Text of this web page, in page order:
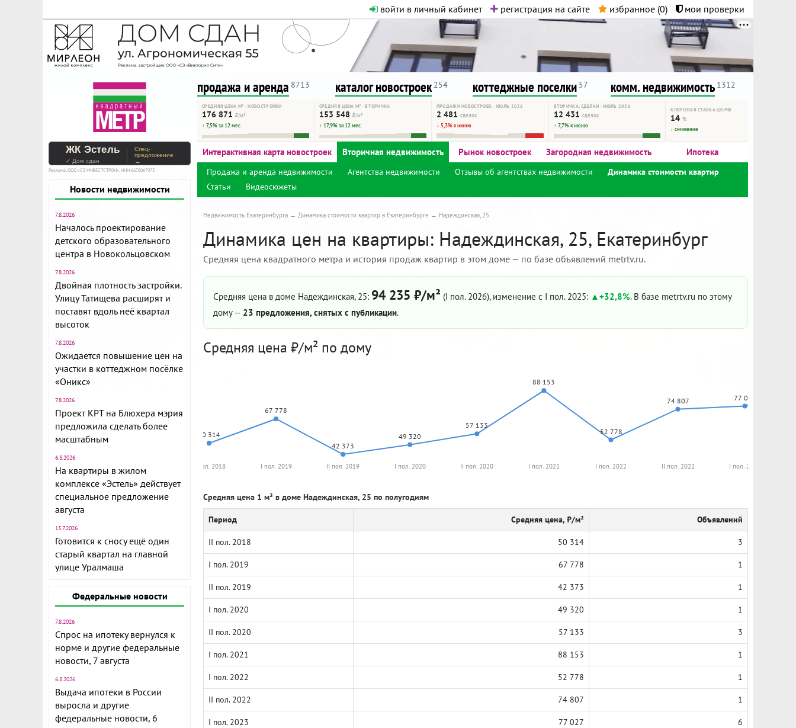
войти в личный кабинет регистрация на сайте избранное (0) мои проверки
На Метре реклама - только нормальная. Никакого шок-контента.
Помогайте независимому ресурсу, как он помогает вам. Удачи!
продажа и аренда 8713 каталог новостроек 254 коттеджные поселки 57 комм. недвижимость 1312
СРЕДНЯЯ ЦЕНА М² · НОВОСТРОЙКИ
176 871 ₽/м²
↑ 7,5% за 12 мес.
СРЕДНЯЯ ЦЕНА М² · ВТОРИЧКА
153 548 ₽/м²
↑ 17,9% за 12 мес.
ПРОДАЖИ НОВОСТРОЕК · ИЮЛЬ 2026
2 481 сделок
↓ 5,3% к июню
ВТОРИЧКА, СДЕЛКИ · ИЮЛЬ 2026
12 431 сделок
↑ 7,7% к июню
КЛЮЧЕВАЯ СТАВКА ЦБ РФ
14%
↓ снижение
ЖК Эстель
✓ Дом сдан
Спец-
предложение
→
Реклама. ООО «СЗ ИНВЕСТСТРОЙ», ИНН 6678067973
Новости недвижимости
7.8.2026
Началось проектирование
детского образовательного
центра в Новокольцовском
7.8.2026
Двойная плотность застройки.
Улицу Татищева расширят и
поставят вдоль неё квартал
высоток
7.8.2026
Ожидается повышение цен на
участки в коттеджном посёлке
«Оникс»
7.8.2026
Проект КРТ на Блюхера мэрия
предложила сделать более
масштабным
6.8.2026
На квартиры в жилом
комплексе «Эстель» действует
специальное предложение
августа
13.7.2026
Готовится к сносу ещё один
старый квартал на главной
улице Уралмаша
Федеральные новости
7.8.2026
Спрос на ипотеку вернулся к
норме и другие федеральные
новости, 7 августа
6.8.2026
Выдача ипотеки в России
выросла и другие
федеральные новости, 6
Интерактивная карта новостроек Вторичная недвижимость Рынок новостроек Загородная недвижимость Ипотека
Продажа и аренда недвижимости Агентства недвижимости Отзывы об агентствах недвижимости
Динамика стоимости квартир
Статьи
Видеосюжеты
Недвижимость Екатеринбурга Динамика стоимости квартир в Екатеринбурге Надеждинская, 25
Динамика цен на квартиры: Надеждинская, 25, Екатеринбург
Средняя цена квадратного метра и история продаж квартир в этом доме — по базе объявлений metrtv.ru.
Средняя цена в доме Надеждинская, 25: 94 235 ₽/м² (I пол. 2026), изменение с I пол. 2025: +32,8%. В базе metrtv.ru по этому
дому — 23 предложения, снятых с публикации.
Средняя цена ₽/м² по дому
50 314
67 778
42 373
49 320
57 133
88 153
52 778
74 807 77 027
II пол. 2018 I пол. 2019 II пол. 2019 I пол. 2020 II пол. 2020 I пол. 2021 I пол. 2022 II пол. 2022 I пол. 2023
Средняя цена 1 м² в доме Надеждинская, 25 по полугодиям
Период Средняя цена, ₽/м² Объявлений
II пол. 2018 50 314 3
I пол. 2019 67 778 1
II пол. 2019 42 373 1
I пол. 2020 49 320 1
II пол. 2020 57 133 3
I пол. 2021 88 153 1
I пол. 2022 52 778 1
II пол. 2022 74 807 1
I пол. 2023 77 027 6